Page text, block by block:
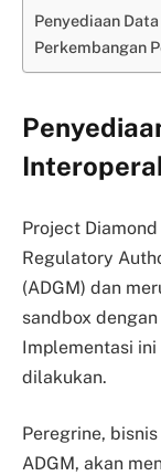
Penyediaan
Perkembangan
Project
Regulatory
(ADGM) dan
sandbox
Implementasi
dilakukan.
Peregrine,
ADGM, akan